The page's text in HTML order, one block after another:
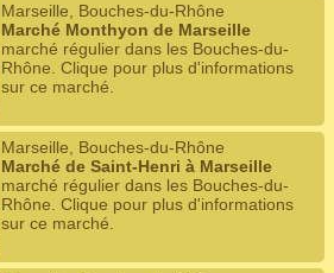
Marseille, Bouches-du-Rhône
Marché Monthyon de Marseille
marché régulier dans les Bouches-du-
Rhône. Clique pour plus d'informations
sur ce marché.
Marseille, Bouches-du-Rhône
Marché de Saint-Henri à Marseille
marché régulier dans les Bouches-du-
Rhône. Clique pour plus d'informations
sur ce marché.